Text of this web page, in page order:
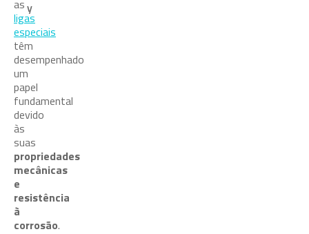
y
as
ligas
especiais
têm
desempenhado
um
papel
fundamental
devido
às
suas
propriedades
mecânicas
e
resistência
à
corrosão.